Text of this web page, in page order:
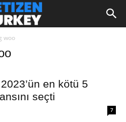
woo
en kötü 5
seçti
7